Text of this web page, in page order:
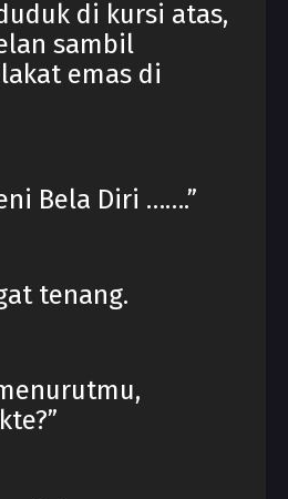
di kursi atas,
sambil
emas di
Bela Diri …….”
tenang.